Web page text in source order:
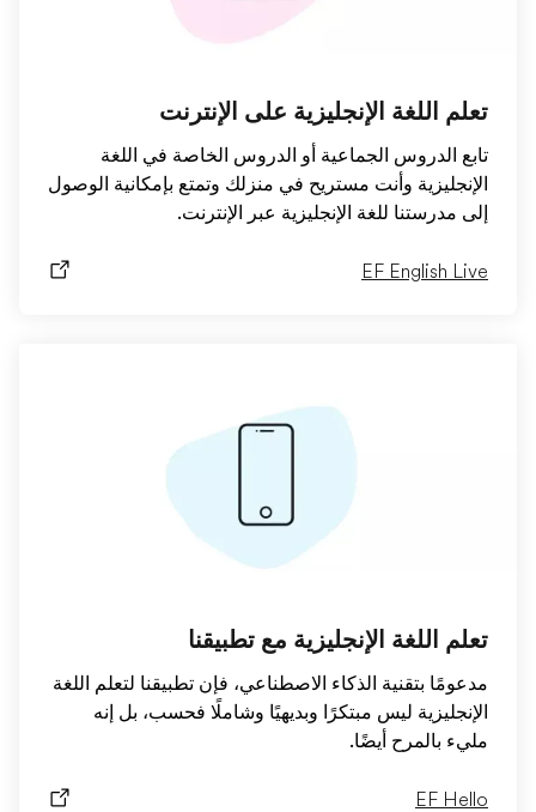
تعلم اللغة الإنجليزية على الإنترنت
تابع الدروس الجماعية أو الدروس الخاصة في اللغة
الإنجليزية وأنت مستريح في منزلك وتمتع بإمكانية الوصول
إلى مدرستنا للغة الإنجليزية عبر الإنترنت.
EF English Live
تعلم اللغة الإنجليزية مع تطبيقنا
مدعومًا بتقنية الذكاء الاصطناعي، فإن تطبيقنا لتعلم اللغة
الإنجليزية ليس مبتكرًا وبديهيًا وشاملًا فحسب، بل إنه
مليء بالمرح أيضًا.
EF Hello